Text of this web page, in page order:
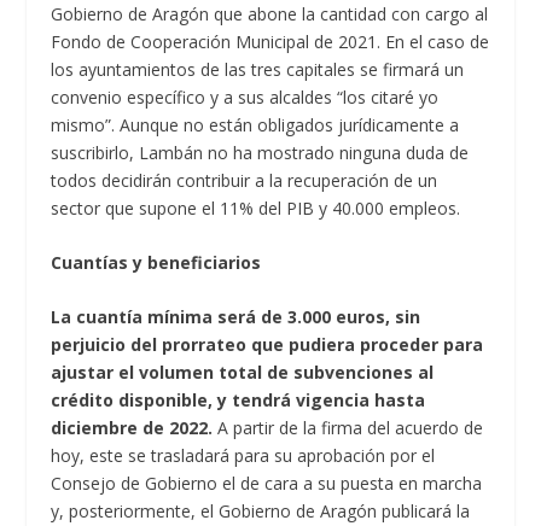
Gobierno de Aragón que abone la cantidad con cargo al
Fondo de Cooperación Municipal de 2021. En el caso de
los ayuntamientos de las tres capitales se firmará un
convenio específico y a sus alcaldes “los citaré yo
mismo”. Aunque no están obligados jurídicamente a
suscribirlo, Lambán no ha mostrado ninguna duda de
todos decidirán contribuir a la recuperación de un
sector que supone el 11% del PIB y 40.000 empleos.
Cuantías y beneficiarios
La cuantía mínima será de 3.000 euros, sin
perjuicio del prorrateo que pudiera proceder para
ajustar el volumen total de subvenciones al
crédito disponible, y tendrá vigencia hasta
diciembre de 2022. A partir de la firma del acuerdo de
hoy, este se trasladará para su aprobación por el
Consejo de Gobierno el de cara a su puesta en marcha
y, posteriormente, el Gobierno de Aragón publicará la